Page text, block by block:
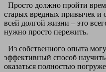
Просто должно пройти
старых вредных привычек и
всей долгой жизни – это
нужно просто пережить.
Из собственного опыта
эффективный способ
оказаться полностью